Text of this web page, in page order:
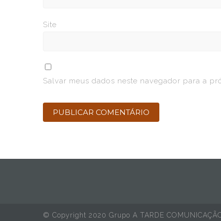
Site
Salvar meus dados neste navegador para a
© Copyright 2020 Grupo A TARDE